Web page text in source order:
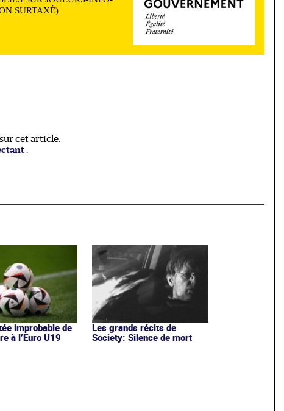
SURTAXÉ)
cet article.
.
improbable de
à l’Euro U19
Les grands récits de
Society: Silence de mort